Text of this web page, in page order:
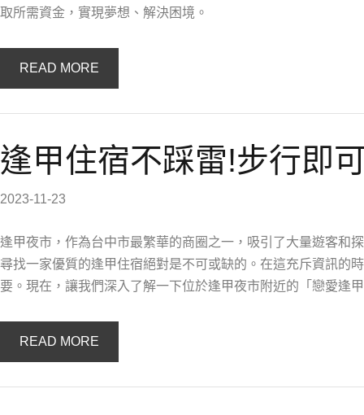
取所需資金，實現夢想、解決困境。
READ MORE
逢甲住宿不踩雷!步行即
2023-11-23
逢甲夜市，作為台中市最繁華的商圈之一，吸引了大量遊客和
尋找一家優質的逢甲住宿絕對是不可或缺的。在這充斥資訊的
要。現在，讓我們深入了解一下位於逢甲夜市附近的「戀愛逢
READ MORE